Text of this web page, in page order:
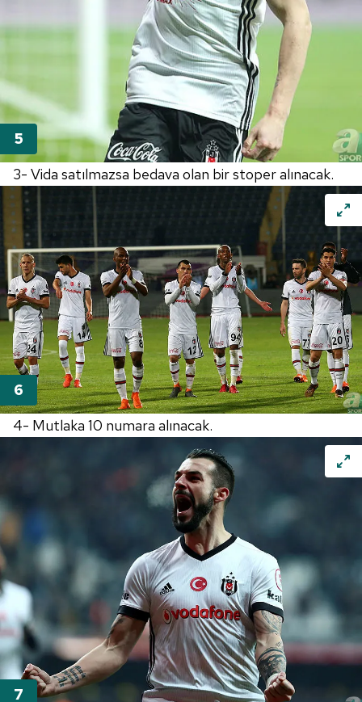
3- Vida satılmazsa bedava olan bir stoper alınacak.
4- Mutlaka 10 numara alınacak.